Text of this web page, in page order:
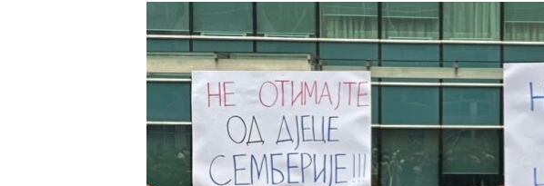
POPLAVE I KLIZIŠTA U BIH 2024.